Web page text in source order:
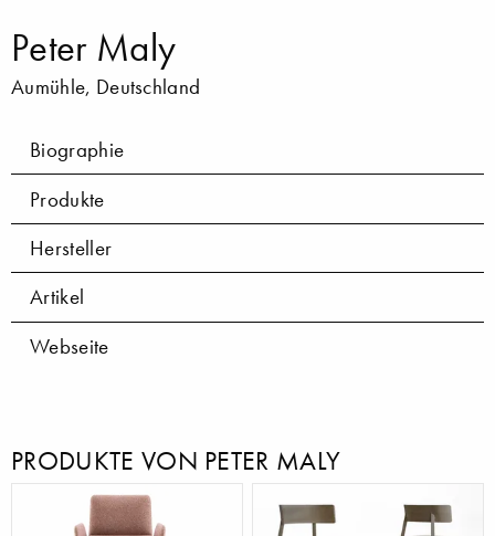
Peter Maly
Aumühle, Deutschland
Biographie
Produkte
Hersteller
Artikel
Webseite
PRODUKTE VON PETER MALY